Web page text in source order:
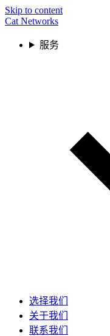
Skip to content
Cat Networks
服务
选择我们
关于我们
联系我们